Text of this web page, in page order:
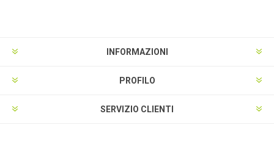
INFORMAZIONI
PROFILO
SERVIZIO CLIENTI